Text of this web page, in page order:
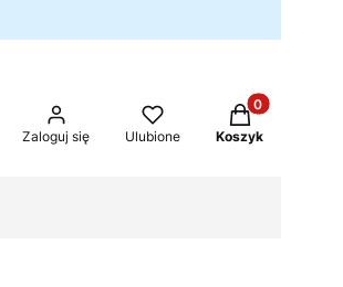
Zaloguj się Ulubione
Produkty w
Koszyk